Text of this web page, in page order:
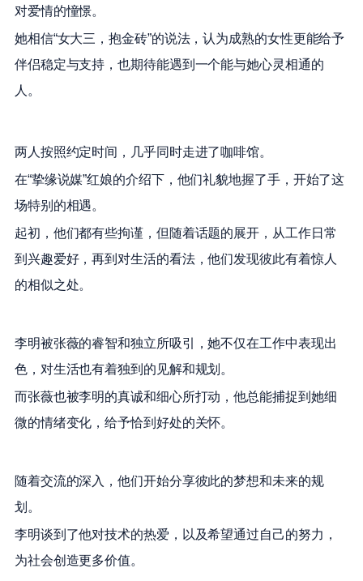
对爱情的憧憬。
她相信“女大三，抱金砖”的说法，认为成熟的女性更能给予
伴侣稳定与支持，也期待能遇到一个能与她心灵相通的
人。
两人按照约定时间，几乎同时走进了咖啡馆。
在“挚缘说媒”红娘的介绍下，他们礼貌地握了手，开始了这
场特别的相遇。
起初，他们都有些拘谨，但随着话题的展开，从工作日常
到兴趣爱好，再到对生活的看法，他们发现彼此有着惊人
的相似之处。
李明被张薇的睿智和独立所吸引，她不仅在工作中表现出
色，对生活也有着独到的见解和规划。
而张薇也被李明的真诚和细心所打动，他总能捕捉到她细
微的情绪变化，给予恰到好处的关怀。
随着交流的深入，他们开始分享彼此的梦想和未来的规
划。
李明谈到了他对技术的热爱，以及希望通过自己的努力，
为社会创造更多价值。